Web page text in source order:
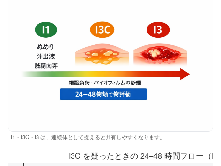
I1・I3C・I3 は、連続体として捉えると共有しやすくなります。
I3C を疑ったときの 24–48 時間フロー（